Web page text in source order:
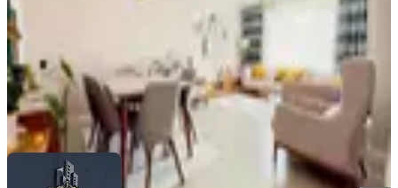
İlk Evimm GayrimenkulCanberk Ulukaya
Ara